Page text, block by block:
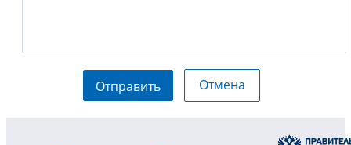
Отправить Отмена